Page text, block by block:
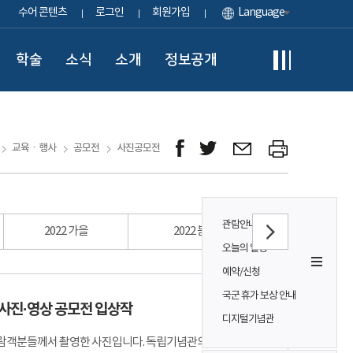
수어 콘텐츠 로그인 회원가입 Language
학술 소식 소개 정보공개
관람안내
오늘의 일정
예약/신청
국군 휴가 보상 안내
디지털기념관
교육ㆍ행사 공모전 사진공모전
2022 가을 2022 봄
진·영상 공모전 입상작
분들께서 촬영한 사진입니다. 독립기념관의